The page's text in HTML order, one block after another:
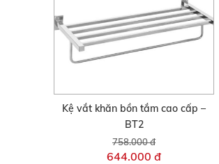
Kệ vắt khăn bồn tắm cao cấp –
BT2
758.000 đ
644.000 đ